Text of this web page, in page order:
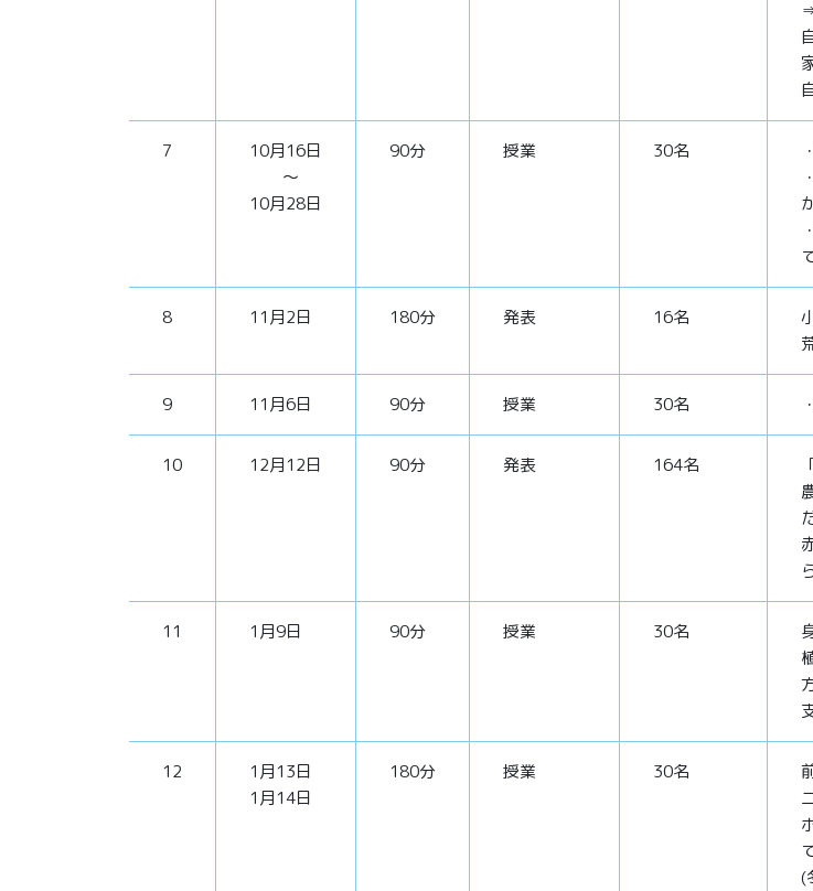
7
10月16日
～
10月28日
90分 授業 30名
8 11月2日 180分 発表 16名
9 11月6日 90分 授業 30名
10 12月12日 90分 発表 164名
11 1月9日 90分 授業 30名
12
1月13日
1月14日
180分 授業 30名
(